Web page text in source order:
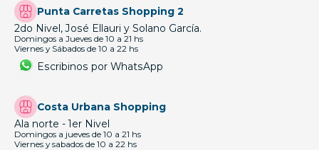
Punta Carretas Shopping 2
2do Nivel, José Ellauri y Solano García.
Domingos a Jueves de 10 a 21 hs
Viernes y Sábados de 10 a 22 hs
Escribinos por WhatsApp
Costa Urbana Shopping
Ala norte - 1er Nivel
Domingos a jueves de 10 a 21 hs
Viernes y sabados de 10 a 22 hs